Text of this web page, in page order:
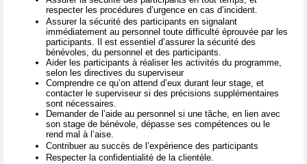
respecter les procédures d’urgence en cas d’incident.
Assurer la sécurité des participants en signalant
immédiatement au personnel toute difficulté éprouvée par les
participants. Il est essentiel d’assurer la sécurité des
bénévoles, du personnel et des participants.
Aider les participants à réaliser les activités du programme,
selon les directives du superviseur
Comprendre ce qu’on attend d’eux durant leur stage, et
contacter le superviseur si des précisions supplémentaires
sont nécessaires.
Demander de l’aide au personnel si une tâche, en lien avec
son stage de bénévole, dépasse ses compétences ou le
rend mal à l’aise.
Contribuer au succès de l’expérience des participants
Respecter la confidentialité de la clientèle.